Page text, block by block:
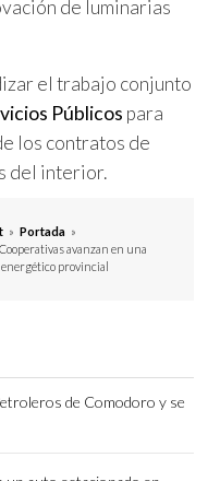
de luminarias
el trabajo conjunto
Públicos para
los contratos de
del interior.
» Portada »
avanzan en una
provincial
de Comodoro y se